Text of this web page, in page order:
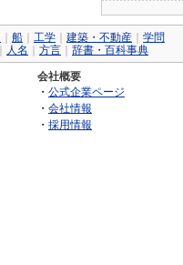
船 工学 建築・不動産
学問
人名 方言 辞書・百科事典
会社概要
・ 公式企業ページ
・ 会社情報
・ 採用情報